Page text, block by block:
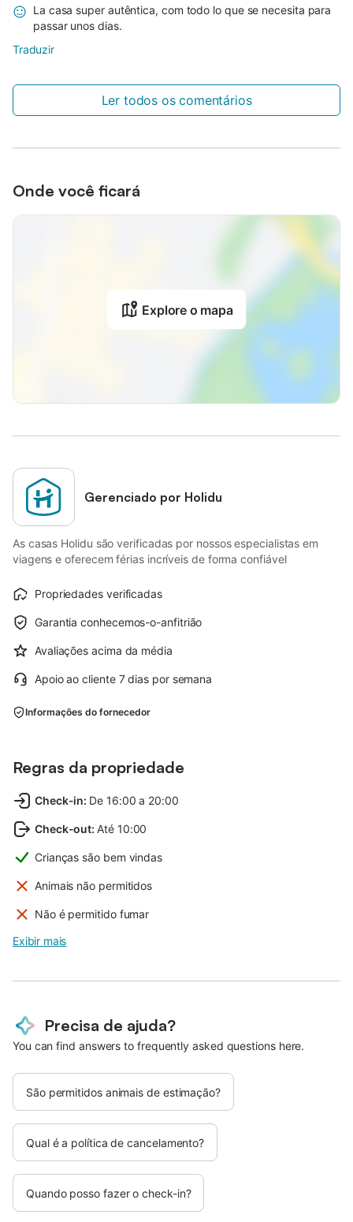
La casa super autêntica, com todo lo que se necesita para
passar unos dias.
Traduzir
Ler todos os comentários
Onde você ficará
Explore o mapa
Gerenciado por Holidu
As casas Holidu são verificadas por nossos especialistas em
viagens e oferecem férias incríveis de forma confiável
Propriedades verificadas
Garantia conhecemos-o-anfitrião
Avaliações acima da média
Apoio ao cliente 7 dias por semana
Informações do fornecedor
Regras da propriedade
Check-in: De 16:00 a 20:00
Check-out: Até 10:00
Crianças são bem vindas
Animais não permitidos
Não é permitido fumar
Exibir mais
Precisa de ajuda?
You can find answers to frequently asked questions here.
São permitidos animais de estimação?
Qual é a política de cancelamento?
Quando posso fazer o check-in?